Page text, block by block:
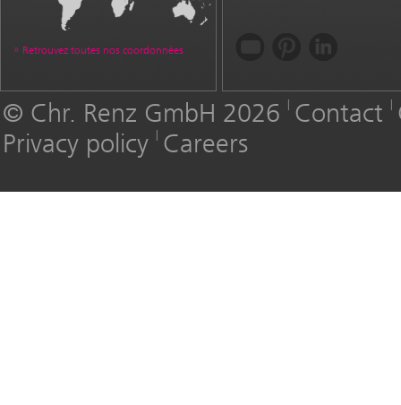
Retrouvez toutes nos coordonnées
© Chr. Renz GmbH 2026 Contact
Privacy policy Careers